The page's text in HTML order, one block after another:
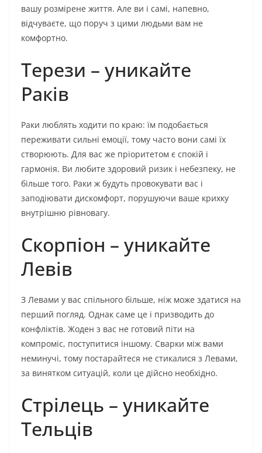
вашу розмірене життя. Але ви і самі, напевно,
відчуваєте, що поруч з цими людьми вам не
комфортно.
Терези – уникайте
Раків
Раки люблять ходити по краю: їм подобається
переживати сильні емоції, тому часто вони самі їх
створюють. Для вас же пріоритетом є спокій і
гармонія. Ви любите здоровий ризик і небезпеку, не
більше того. Раки ж будуть провокувати вас і
заподіювати дискомфорт, порушуючи ваше крихку
внутрішню рівновагу.
Скорпіон – уникайте
Левів
З Левами у вас спільного більше, ніж може здатися на
перший погляд. Однак саме це і призводить до
конфліктів. Жоден з вас не готовий піти на
компроміс, поступитися іншому. Сварки між вами
неминучі, тому постарайтеся не стикалися з Левами,
за винятком ситуацій, коли це дійсно необхідно.
Стрілець – уникайте
Тельців